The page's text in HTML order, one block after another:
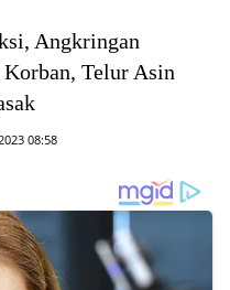
Angkringan
Telur Asin
08:58